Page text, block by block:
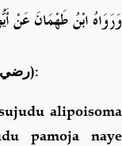
وَرَوَاهُ ابْنُ طَهْمَانَ عَنْ
(رضي الله عنهما):
alipoisoma
pamoja naye